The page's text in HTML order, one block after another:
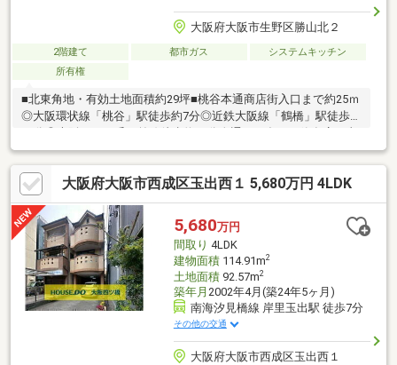
大阪府大阪市生野区勝山北２
2階建て 都市ガス
システムキッチン
所有権
■北東角地・有効土地面積約29坪■桃谷本通商店街入口まで約25ｍ
◎大阪環状線「桃谷」駅徒歩約7分◎近鉄大阪線「鶴橋」駅徒歩約
務所などにお勧めです。居住・事業・投資・建替用地など多角的
にご検討いただけます。詳細につきましては、担当「鈴木」まで
お問合せください。
大阪府大阪市西成区玉出西１ 5,680万円 4LDK
5,680万円
間取り 4LDK
建物面積114.91m2
土地面積92.57m2
築年月 2002年4月(築24年5ヶ月)
南海汐見橋線 岸里玉出駅 徒歩7分
その他の交通
大阪府大阪市西成区玉出西１